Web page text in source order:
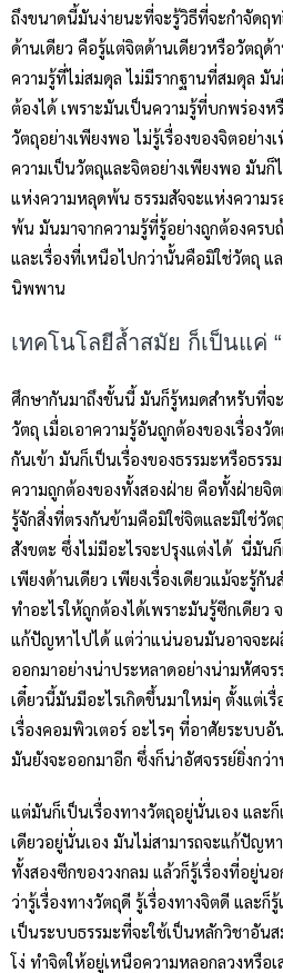
ถึงขนาดนี้มันง่ายนะที่จะรู้วิธีที่จะกำจัดฤท
ด้านเดียว คือรู้แต่จิตด้านเดียวหรือวัตถุด้
ความรู้ที่ไม่สมดุล ไม่มีรากฐานที่สมดุล มัน
ต้องได้ เพราะมันเป็นความรู้ที่บกพร่องห
วัตถุอย่างเพียงพอ ไม่รู้เรื่องของจิตอย่าง
ความเป็นวัตถุและจิตอย่างเพียงพอ มันก็
แห่งความหลุดพ้น ธรรมสัจจะแห่งความ
พ้น มันมาจากความรู้ที่รู้อย่างถูกต้องครบ
และเรื่องที่เหนือไปกว่านั้นคือมิใช่วัตถุ แ
นิพพาน
เทคโนโลยีล้ำสมัย ก็เป็นแค่
ศึกษากันมาถึงขั้นนี้ มันก็รู้หมดสำหรับที่จ
วัตถุ เมื่อเอาความรู้อันถูกต้องของเรื่องวั
กันเข้า มันก็เป็นเรื่องของธรรมะหรือธรร
ความถูกต้องของทั้งสองฝ่าย คือทั้งฝ่ายจิ
รู้จักสิ่งที่ตรงกันข้ามคือมิใช่จิตและมิใช่วั
สังขตะ ซึ่งไม่มีอะไรจะปรุงแต่งได้ นี่มัน
เพียงด้านเดียว เพียงเรื่องเดียวแม้จะรู้กั
ทำอะไรให้ถูกต้องได้เพราะมันรู้ซีกเดียว
แก้ปัญหาไปได้ แต่ว่าแน่นอนมันอาจจะ
ออกมาอย่างน่าประหลาดอย่างน่ามหัศจ
เดี๋ยวนี้มันมีอะไรเกิดขึ้นมาใหม่ๆ ตั้งแต่เ
เรื่องคอมพิวเตอร์ อะไรๆ ที่อาศัยระบบ
มันยังจะออกมาอีก ซึ่งก็น่าอัศจรรย์ยิ่งกว่
แต่มันก็เป็นเรื่องทางวัตถุอยู่นั่นเอง และ
เดียวอยู่นั่นเอง มันไม่สามารถจะแก้ปัญห
ทั้งสองซีกของวงกลม แล้วก็รู้เรื่องที่อยู่น
ว่ารู้เรื่องทางวัตถุดี รู้เรื่องทางจิตดี และก็
เป็นระบบธรรมะที่จะใช้เป็นหลักวิชาอัน
โง่ ทำจิตให้อยู่เหนือความหลอกลวงหรือ